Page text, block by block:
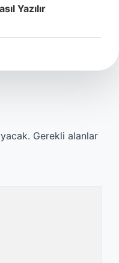
Yazılır
Gerekli alanlar